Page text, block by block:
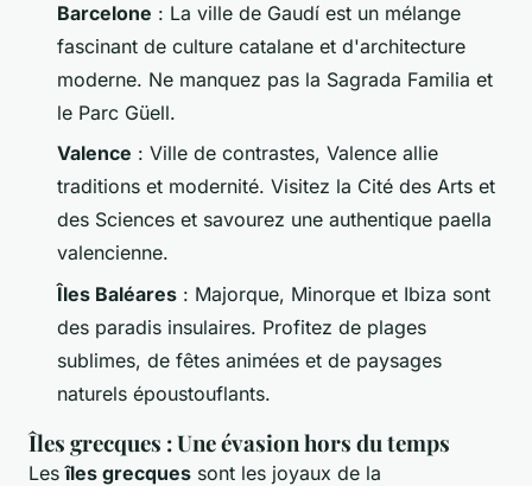
Barcelone : La ville de Gaudí est un mélange
fascinant de culture catalane et d'architecture
moderne. Ne manquez pas la Sagrada Familia et
le Parc Güell.
Valence : Ville de contrastes, Valence allie
traditions et modernité. Visitez la Cité des Arts et
des Sciences et savourez une authentique paella
valencienne.
Îles Baléares : Majorque, Minorque et Ibiza sont
des paradis insulaires. Profitez de plages
sublimes, de fêtes animées et de paysages
naturels époustouflants.
Îles grecques : Une évasion hors du temps
Lesîles grecques sont les joyaux de la